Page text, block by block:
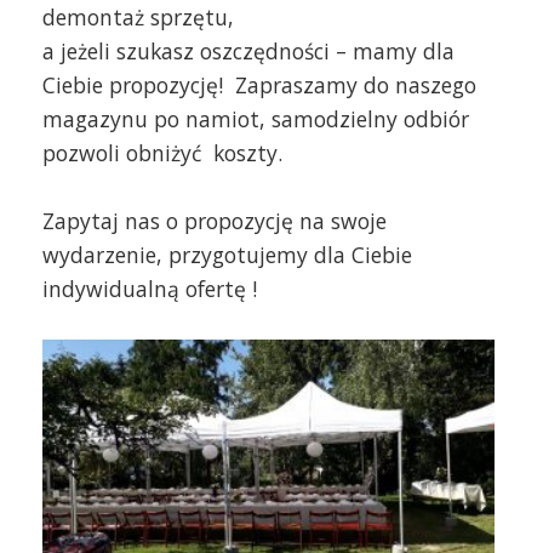
demontaż sprzętu,
a jeżeli szukasz oszczędności – mamy dla
Ciebie propozycję! Zapraszamy do naszego
magazynu po namiot, samodzielny odbiór
pozwoli obniżyć koszty.
Zapytaj nas o propozycję na swoje
wydarzenie, przygotujemy dla Ciebie
indywidualną ofertę !